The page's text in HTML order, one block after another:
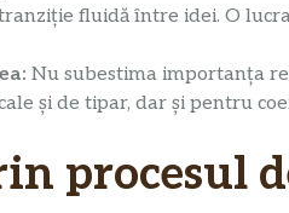
fluidă între idei. O
Nu subestima importanța
și de tipar, dar și pentru
procesul